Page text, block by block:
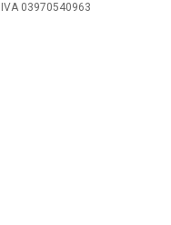
IVA 03970540963